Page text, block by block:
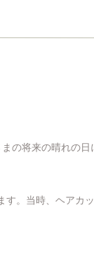
まの将来の晴れの
。当時、ヘアカ